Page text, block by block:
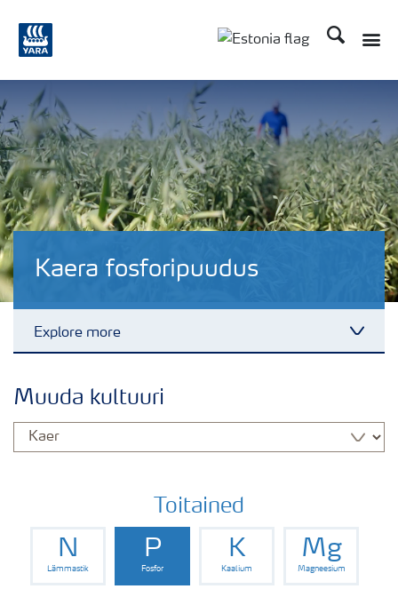
Otsi
Kaera fosforipuudus
Explore more
Kaera väetamisprogramm
Muuda kultuuri
Toitained
N
Lämmastik
P
Fosfor
K
Kaalium
Mg
Magneesium